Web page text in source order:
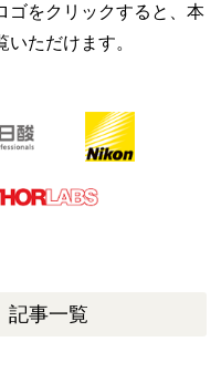
ゴをクリックすると、本
ただけます。
記事一覧